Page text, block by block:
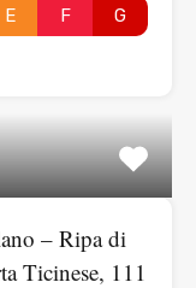
E F G
– Ripa di
Ticinese, 111